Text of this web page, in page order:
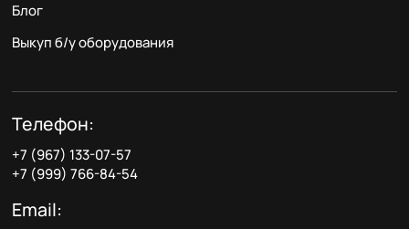
Блог
Выкуп б/у оборудования
Телефон:
+7 (967) 133-07-57
+7 (999) 766-84-54
Email: